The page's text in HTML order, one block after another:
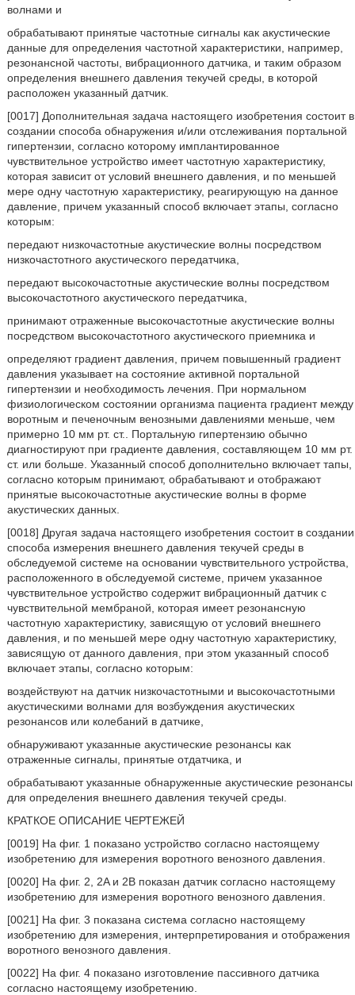
волнами и
обрабатывают принятые частотные сигналы как акустические
данные для определения частотной характеристики, например,
резонансной частоты, вибрационного датчика, и таким образом
определения внешнего давления текучей среды, в которой
расположен указанный датчик.
[0017] Дополнительная задача настоящего изобретения состоит в
создании способа обнаружения и/или отслеживания портальной
гипертензии, согласно которому имплантированное
чувствительное устройство имеет частотную характеристику,
которая зависит от условий внешнего давления, и по меньшей
мере одну частотную характеристику, реагирующую на данное
давление, причем указанный способ включает этапы, согласно
которым:
передают низкочастотные акустические волны посредством
низкочастотного акустического передатчика,
передают высокочастотные акустические волны посредством
высокочастотного акустического передатчика,
принимают отраженные высокочастотные акустические волны
посредством высокочастотного акустического приемника и
определяют градиент давления, причем повышенный градиент
давления указывает на состояние активной портальной
гипертензии и необходимость лечения. При нормальном
физиологическом состоянии организма пациента градиент между
воротным и печеночным венозными давлениями меньше, чем
примерно 10 мм рт. ст.. Портальную гипертензию обычно
диагностируют при градиенте давления, составляющем 10 мм рт.
ст. или больше. Указанный способ дополнительно включает тапы,
согласно которым принимают, обрабатывают и отображают
принятые высокочастотные акустические волны в форме
акустических данных.
[0018] Другая задача настоящего изобретения состоит в создании
способа измерения внешнего давления текучей среды в
обследуемой системе на основании чувствительного устройства,
расположенного в обследуемой системе, причем указанное
чувствительное устройство содержит вибрационный датчик с
чувствительной мембраной, которая имеет резонансную
частотную характеристику, зависящую от условий внешнего
давления, и по меньшей мере одну частотную характеристику,
зависящую от данного давления, при этом указанный способ
включает этапы, согласно которым:
воздействуют на датчик низкочастотными и высокочастотными
акустическими волнами для возбуждения акустических
резонансов или колебаний в датчике,
обнаруживают указанные акустические резонансы как
отраженные сигналы, принятые отдатчика, и
обрабатывают указанные обнаруженные акустические резонансы
для определения внешнего давления текучей среды.
КРАТКОЕ ОПИСАНИЕ ЧЕРТЕЖЕЙ
[0019] На фиг. 1 показано устройство согласно настоящему
изобретению для измерения воротного венозного давления.
[0020] На фиг. 2, 2A и 2B показан датчик согласно настоящему
изобретению для измерения воротного венозного давления.
[0021] На фиг. 3 показана система согласно настоящему
изобретению для измерения, интерпретирования и отображения
воротного венозного давления.
[0022] На фиг. 4 показано изготовление пассивного датчика
согласно настоящему изобретению.